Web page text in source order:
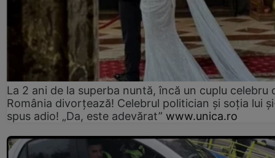
La 2 ani de la superba nuntă, încă un cuplu celebru
România divorțează! Celebrul politician și soția lui
spus adio! „Da, este adevărat” www.unica.ro